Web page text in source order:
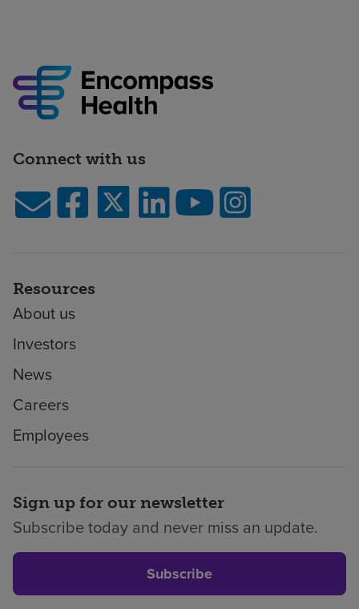
Connect with us
Resources
About us
Investors
News
Careers
Employees
Sign up for our newsletter
Subscribe today and never miss an update.
Subscribe